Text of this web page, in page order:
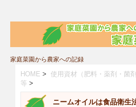
家庭菜園から農家への記録
HOME > 使用資材（肥料・薬剤・菌剤
等 >
ニームオイルは食品衛生